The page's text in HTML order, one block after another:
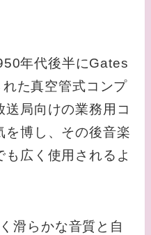
年代後半にGates
た真空管式コンプ
送局向けの業務用コ
を博し、その後音楽
も広く使用されるよ
滑らかな音質と自